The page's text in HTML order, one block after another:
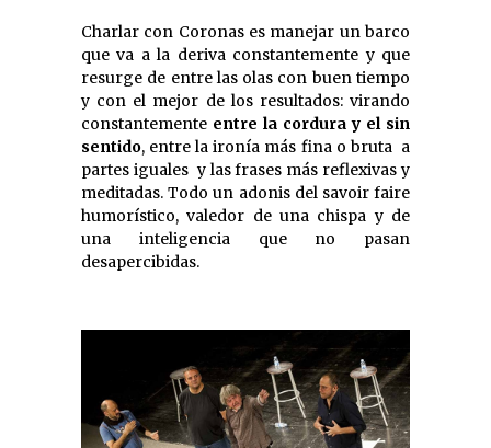
Charlar con Coronas es manejar un barco
que va a la deriva constantemente y que
resurge de entre las olas con buen tiempo
y con el mejor de los resultados: virando
constantemente entre la cordura y el sin
sentido, entre la ironía más fina o bruta  a
partes iguales  y las frases más reflexivas y
meditadas. Todo un adonis del savoir faire
humorístico, valedor de una chispa y de
una inteligencia que no pasan
desapercibidas.